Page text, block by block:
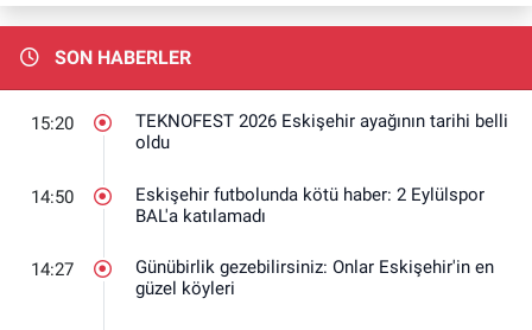
SON HABERLER
15:20
TEKNOFEST 2026 Eskişehir ayağının tarihi belli
oldu
14:50
Eskişehir futbolunda kötü haber: 2 Eylülspor
BAL'a katılamadı
14:27
Günübirlik gezebilirsiniz: Onlar Eskişehir'in en
güzel köyleri